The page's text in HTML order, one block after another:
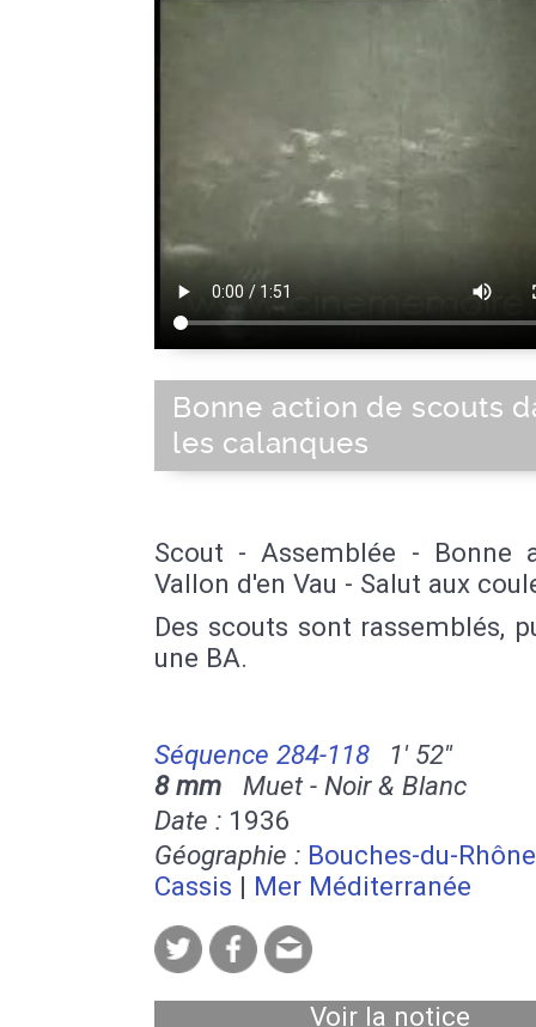
Bonne action de scouts
les calanques
Scout - Assemblée - Bonne
Vallon d'en Vau - Salut aux
Des scouts sont rassemblés,
une BA.
Séquence 284-118
1' 52''
8 mm Muet - Noir & Blanc
Date : 1936
Géographie : Bouches-du-
Cassis | Mer Méditerranée
Voir la notice